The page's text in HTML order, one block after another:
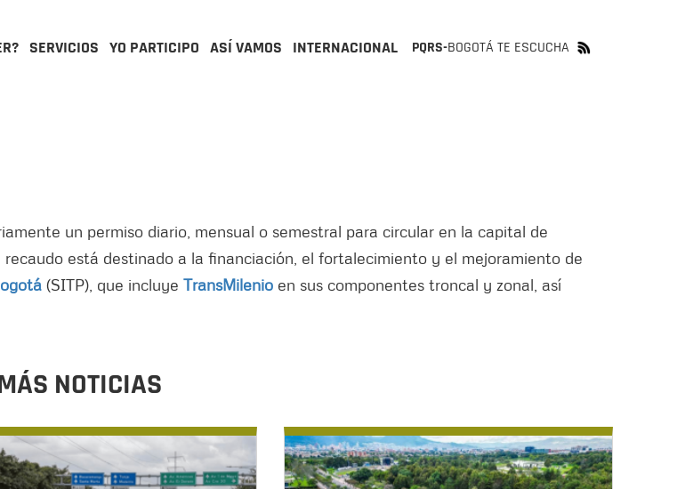
SERVICIOS YO PARTICIPO ASÍ VAMOS INTERNACIONAL PQRS-BOGOTÁ TE ESCUCHA
un permiso diario, mensual o semestral para circular en la capital de
recaudo está destinado a la financiación, el fortalecimiento y el mejoramiento de
(SITP), que incluye TransMilenio en sus componentes troncal y zonal, así
NOTICIAS